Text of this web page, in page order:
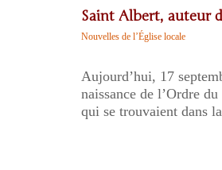
Saint Albert, auteur
Nouvelles de l’Église locale
Aujourd’hui, 17
naissance de l’Ordre
qui se trouvaient dans